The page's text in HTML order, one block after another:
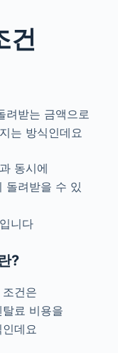
건
려받는 금액으로
는 방식인데요
동시에
돌려받을 수 있
니다
?
건은
료 비용을
데요